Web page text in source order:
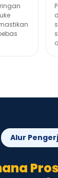
Alur